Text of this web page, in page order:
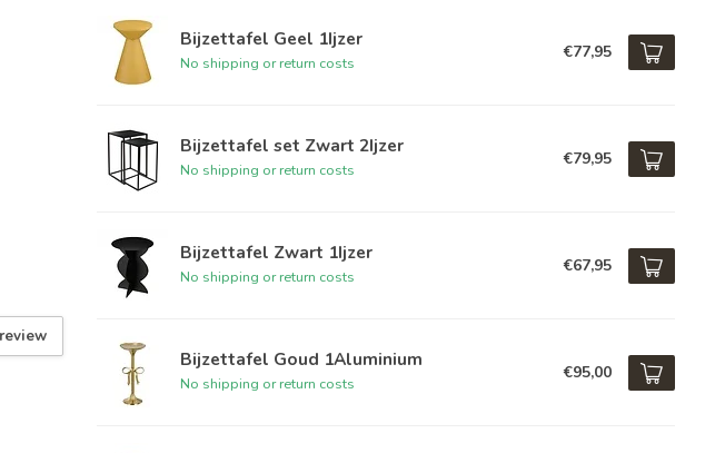
Bijzettafel Geel 1Ijzer
No shipping or return costs
€77,95
Bijzettafel set Zwart 2Ijzer
No shipping or return costs
€79,95
Bijzettafel Zwart 1Ijzer
No shipping or return costs
€67,95
Bijzettafel Goud 1Aluminium
No shipping or return costs
€95,00